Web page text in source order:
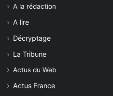
A la rédaction
A lire
Décryptage
La Tribune
Actus du Web
Actus France